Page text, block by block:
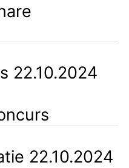
22.10.2024
22.10.2024